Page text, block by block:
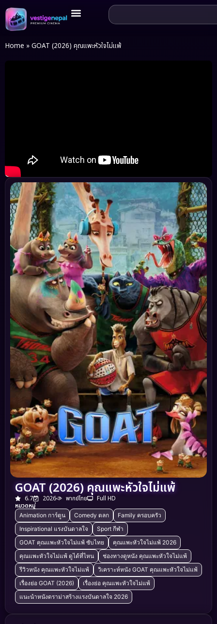
Home » GOAT (2026) คุณแพะหัวใจไม่แพ้
GOAT (2026) คุณแพะหัวใจไม่แพ้
6.7 2026 พากย์ไทย
Full HD
หมวดหมู่
Animation การ์ตูน Comedy ตลก
Family ครอบครัว
Inspirational แรงบันดาลใจ
Sport กีฬา
GOAT คุณแพะหัวใจไม่แพ้ ซับไทย
คุณแพะหัวใจไม่แพ้ 2026
คุณแพะหัวใจไม่แพ้ ดูได้ที่ไหน
ช่องทางดูหนัง คุณแพะหัวใจไม่แพ้
รีวิวหนัง คุณแพะหัวใจไม่แพ้
วิเคราะห์หนัง GOAT คุณแพะหัวใจไม่แพ้
เรื่องย่อ GOAT (2026)
เรื่องย่อ คุณแพะหัวใจไม่แพ้
แนะนำหนังดราม่าสร้างแรงบันดาลใจ 2026